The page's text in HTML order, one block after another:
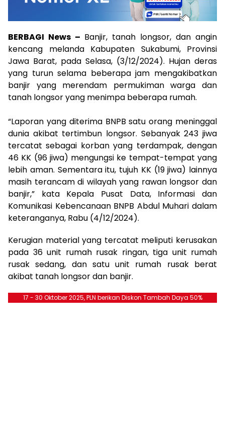
BERBAGI News – Banjir, tanah longsor, dan angin
kencang melanda Kabupaten Sukabumi, Provinsi
Jawa Barat, pada Selasa, (3/12/2024). Hujan deras
yang turun selama beberapa jam mengakibatkan
banjir yang merendam permukiman warga dan
tanah longsor yang menimpa beberapa rumah.
“Laporan yang diterima BNPB satu orang meninggal
dunia akibat tertimbun longsor. Sebanyak 243 jiwa
tercatat sebagai korban yang terdampak, dengan
46 KK (96 jiwa) mengungsi ke tempat-tempat yang
lebih aman. Sementara itu, tujuh KK (19 jiwa) lainnya
masih terancam di wilayah yang rawan longsor dan
banjir,” kata Kepala Pusat Data, Informasi dan
Komunikasi Kebencanaan BNPB Abdul Muhari dalam
keteranganya, Rabu (4/12/2024).
Kerugian material yang tercatat meliputi kerusakan
pada 36 unit rumah rusak ringan, tiga unit rumah
rusak sedang, dan satu unit rumah rusak berat
akibat tanah longsor dan banjir.
17 - 30 Oktober 2025, PLN berikan Diskon Tambah Daya 50%